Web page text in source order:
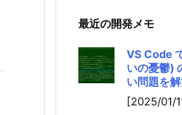
最近の開発メモ
VS Code
いの憂鬱)
い問題を
[2025/01/